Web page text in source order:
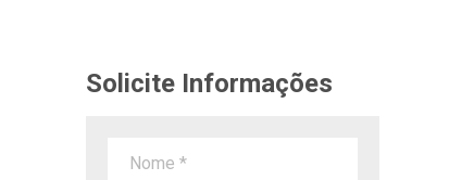
Solicite Informações